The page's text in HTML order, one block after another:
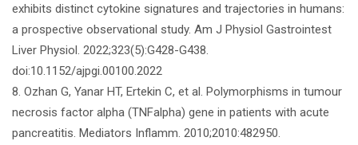
exhibits distinct cytokine signatures and trajectories in humans:
a prospective observational study. Am J Physiol Gastrointest
Liver Physiol. 2022;323(5):G428-G438.
doi:10.1152/ajpgi.00100.2022
8. Ozhan G, Yanar HT, Ertekin C, et al. Polymorphisms in tumour
necrosis factor alpha (TNFalpha) gene in patients with acute
pancreatitis. Mediators Inflamm. 2010;2010:482950.